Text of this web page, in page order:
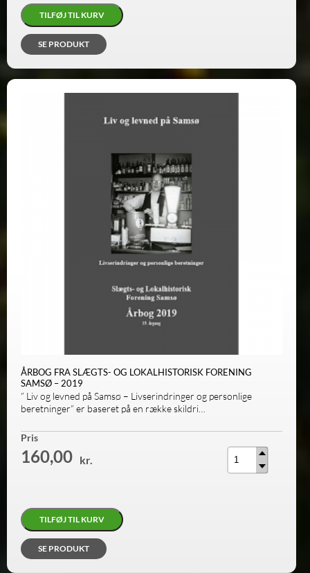
TILFØJ TIL KURV
SE PRODUKT
ÅRBOG FRA SLÆGTS- OG LOKALHISTORISK FORENING
SAMSØ – 2019
” Liv og levned på Samsø – Livserindringer og personlige
beretninger” er baseret på en række skildri…
Pris
160,00 kr.
TILFØJ TIL KURV
SE PRODUKT